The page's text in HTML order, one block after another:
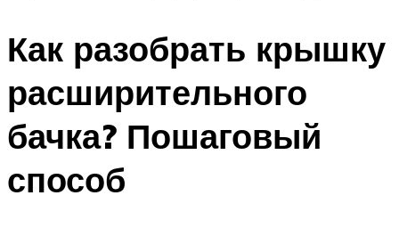
Как разобрать крышку
расширительного
бачка? Пошаговый
способ